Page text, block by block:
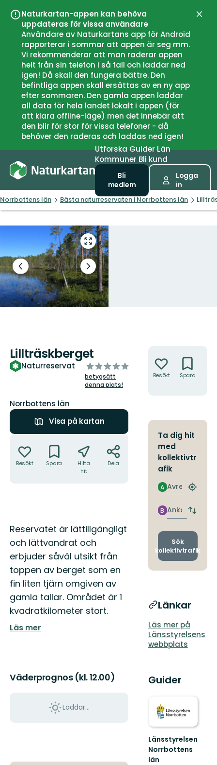
Naturkartan-appen kan behöva
uppdateras för vissa användare
Användare av Naturkartans app för Android
rapporterar i sommar att appen är seg mm.
Vi rekommenderar att man raderar appen
helt från sin telefon i så fall och laddar ned
igen! Då skall den fungera bättre. Den
befintliga appen skall ersättas av en ny app
efter sommaren. Den gamla appen laddar
all data för hela landet lokalt i appen (för
att klara offline-läge) men det innebär att
den blir för stor för vissa telefoner - då
behöver den raderas och laddas ned igen!
UtforskaGuiderLän
Kommuner Bli kund
Bli
medlem
Logga
in
Norrbottens län Bästa naturreservaten i Norrbottens län
Gå
till
helskärmsläge
Föregående
bild
Nästa
bildspel
Lillträskberget
Naturreservat
av
5
stjärnor
betygsätt
denna plats!
Län:
Norrbottens län
Visa på kartan
Besökt Spara
Hitta
hit
Dela
Beskrivning
Reservatet är lättillgängligt
och lättvandrat och
erbjuder såväl utsikt från
toppen av berget som en
fin liten tjärn omgiven av
gamla tallar. Området är 1
kvadratkilometer stort.
Läs mer
Väderprognos (kl. 12.00)
Laddar...
Besökt Spara
Ta dig hit
med
kollektivtr
afik
Avresa
A
Hitta
Ankomst
B
Byt
och
Sök
kollektivtrafik
Länkar
Läs mer på
Länsstyrelsens
webbplats
Guider
Länsstyrelsen
Norrbottens
län